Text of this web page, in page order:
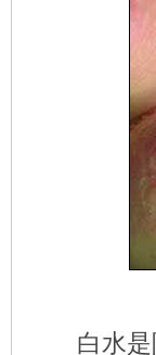
白水是陕